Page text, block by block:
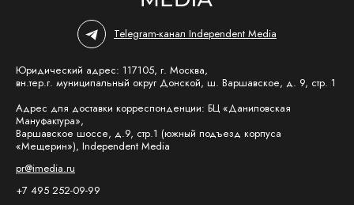
Telegram-канал Independent Media
Юридический адрес: 117105, г. Москва,
вн.тер.г. муниципальный округ Донской, ш. Варшавское, д. 9, стр. 1
Адрес для доставки корреспонденции: БЦ «Даниловская
Мануфактура»,
Варшавское шоссе, д.9, стр.1 (южный подъезд корпуса
«Мещерин»), Independent Media
pr@imedia.ru
+7 495 252-09-99